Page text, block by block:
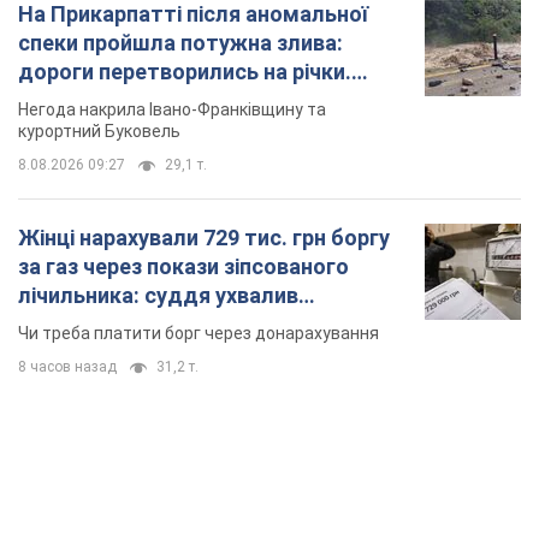
На Прикарпатті після аномальної
спеки пройшла потужна злива:
дороги перетворились на річки.
Відео
Негода накрила Івано-Франківщину та
курортний Буковель
8.08.2026 09:27 29,1 т.
Жінці нарахували 729 тис. грн боргу
за газ через покази зіпсованого
лічильника: суддя ухвалив
неочікуване рішення
Чи треба платити борг через донарахування
8 часов назад 31,2 т.